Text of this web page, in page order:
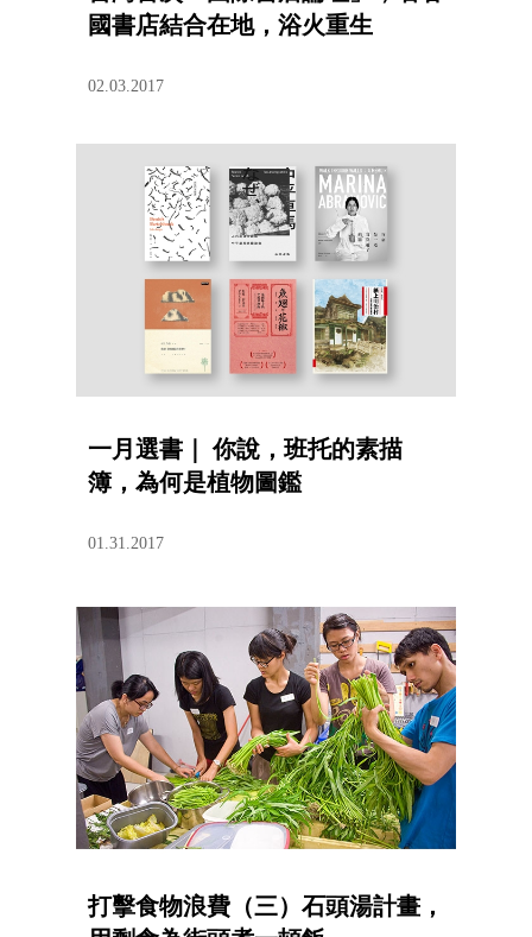
國書店結合在地，浴火重生
02.03.2017
一月選書｜ 你說，班托的素描
簿，為何是植物圖鑑
01.31.2017
打擊食物浪費（三）石頭湯計畫，